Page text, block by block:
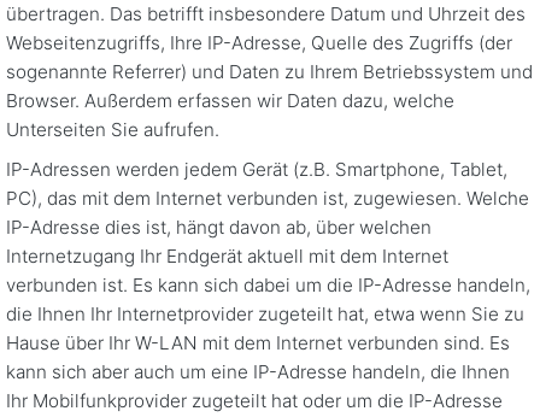
übertragen. Das betrifft insbesondere Datum und Uhrzeit des
Webseitenzugriffs, Ihre IP-Adresse, Quelle des Zugriffs (der
sogenannte Referrer) und Daten zu Ihrem Betriebssystem und
Browser. Außerdem erfassen wir Daten dazu, welche
Unterseiten Sie aufrufen.
IP-Adressen werden jedem Gerät (z.B. Smartphone, Tablet,
PC), das mit dem Internet verbunden ist, zugewiesen. Welche
IP-Adresse dies ist, hängt davon ab, über welchen
Internetzugang Ihr Endgerät aktuell mit dem Internet
verbunden ist. Es kann sich dabei um die IP-Adresse handeln,
die Ihnen Ihr Internetprovider zugeteilt hat, etwa wenn Sie zu
Hause über Ihr W-LAN mit dem Internet verbunden sind. Es
kann sich aber auch um eine IP-Adresse handeln, die Ihnen
Ihr Mobilfunkprovider zugeteilt hat oder um die IP-Adresse